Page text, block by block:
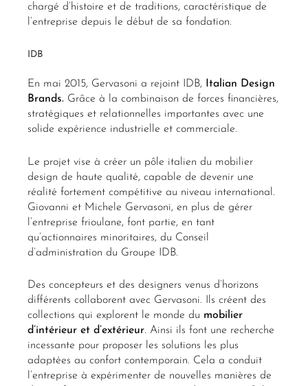
chargé d’histoire et de traditions, caractéristique de
l’entreprise depuis le début de sa fondation.
IDB
En mai 2015, Gervasoni a rejoint IDB, Italian Design
Brands. Grâce à la combinaison de forces financières,
stratégiques et relationnelles importantes avec une
solide expérience industrielle et commerciale.
Le projet vise à créer un pôle italien du mobilier
design de haute qualité, capable de devenir une
réalité fortement compétitive au niveau international.
Giovanni et Michele Gervasoni, en plus de gérer
l’entreprise frioulane, font partie, en tant
qu’actionnaires minoritaires, du Conseil
d’administration du Groupe IDB.
Des concepteurs et des designers venus d’horizons
différents collaborent avec Gervasoni. Ils créent des
collections qui explorent le monde du mobilier
d’intérieur et d’extérieur. Ainsi ils font une recherche
incessante pour proposer les solutions les plus
adaptées au confort contemporain. Cela a conduit
l’entreprise à expérimenter de nouvelles manières de